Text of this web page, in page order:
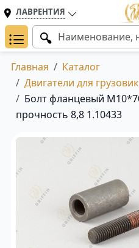
ЛАВРЕНТИЯ
Главная
Каталог
Двигатели для
Болт фланцевый
прочность 8,8 1.10433